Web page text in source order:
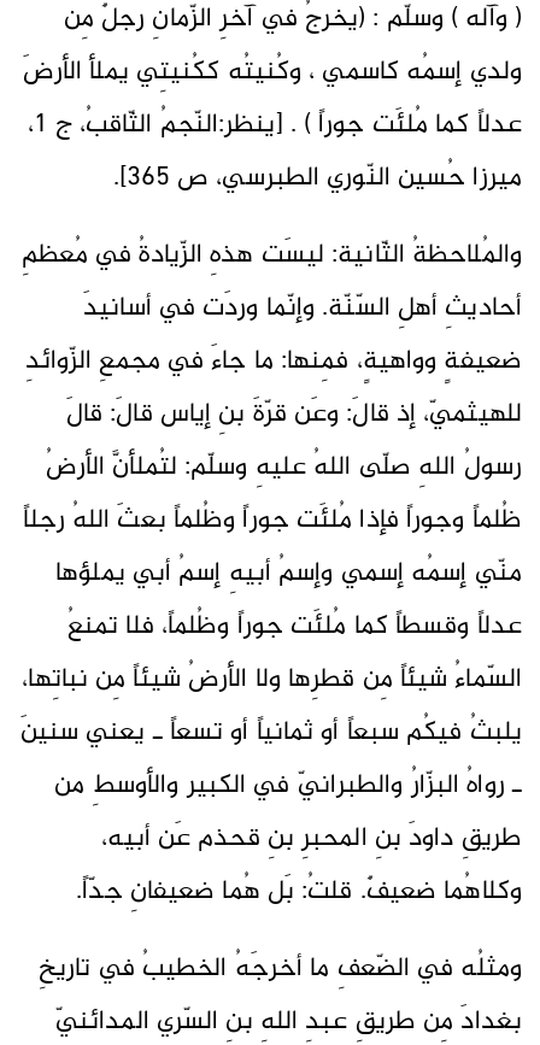
( وآله ) وسلّم : (يخرجُ في آخرِ الزّمانِ رجلٌ مِن
ولدي إسمُه كاسمي ، وكُنيتُه ككُنيتِي يملأ الأرضَ
عدلاً كما مُلئَت جوراً ) . [ينظر:النّجمُ الثّاقبُ، ج ١،
ميرزا حُسين النّوري الطبرسي، ص ٣٦٥].
والمُلاحظةُ الثّانية: ليسَت هذهِ الزّيادةُ في مُعظمِ
أحاديثِ أهلِ السّنّة. وإنّما وردَت في أسانيدَ
ضعيفةٍ وواهيةٍ، فمِنها: ما جاءَ في مجمعِ الزّوائدِ
للهيثميّ، إذ قالَ: وعَن قرّةَ بنِ إياس قالَ: قالَ
رسولُ اللهِ صلّى اللهُ عليهِ وسلّم: لتُملأنَّ الأرضُ
ظُلماً وجوراً فإذا مُلئَت جوراً وظُلماً بعثَ اللهُ رجلاً
منّي إسمُه إسمي وإسمُ أبيهِ إسمُ أبي يملؤها
عدلاً وقسطاً كما مُلئَت جوراً وظُلماً، فلا تمنعُ
السّماءُ شيئاً مِن قطرِها ولا الأرضُ شيئاً مِن نباتِها،
يلبثُ فيكُم سبعاً أو ثمانياً أو تسعاً ـ يعني سنينَ
ـ رواهُ البزّارُ والطبرانيّ في الكبير والأوسطِ من
طريقِ داودَ بنِ المحبرِ بنِ قحذم عَن أبيه،
وكلاهُما ضعيفٌ. قلتُ: بَل هُما ضعيفانِ جدّاً.
ومثلُه في الضّعفِ ما أخرجَهُ الخطيبُ في تاريخِ
بغدادَ مِن طريقِ عبدِ اللهِ بنِ السّري المدائنيّ